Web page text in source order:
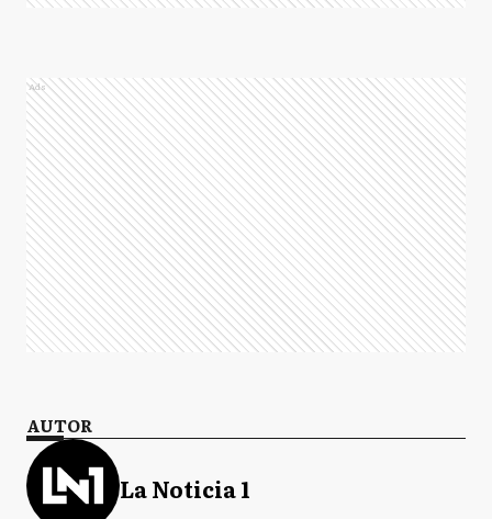
Ads
AUTOR
La Noticia 1